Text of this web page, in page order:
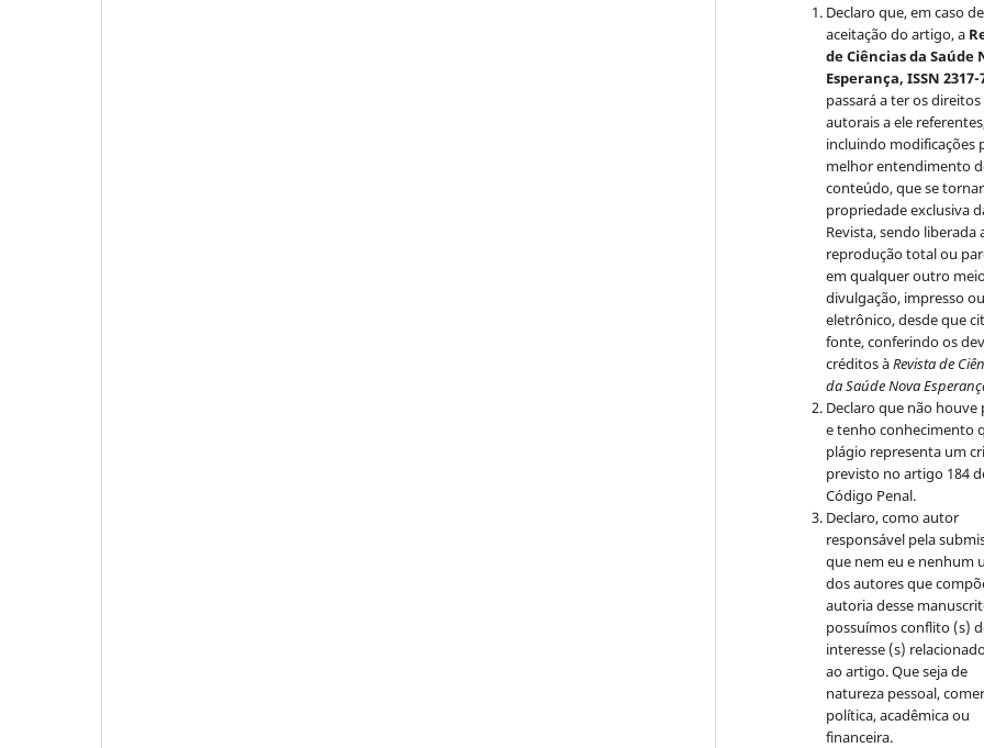
Declaro que, em caso de
aceitação do artigo, a
de Ciências da Saúde
Esperança, ISSN 2317-
passará a ter os direitos
autorais a ele
incluindo modificações
melhor entendimento
conteúdo, que se
propriedade exclusiva
Revista, sendo liberada
reprodução total ou
em qualquer outro
divulgação, impresso ou
eletrônico, desde que
fonte, conferindo os
créditos àRevista de
da Saúde Nova
Declaro que não houve
e tenho conhecimento
plágio representa um
previsto no artigo 184
Código Penal.
Declaro, como autor
responsável pela
que nem eu e nenhum
dos autores que
autoria desse
possuímos conflito (s)
interesse (s)
ao artigo. Que seja de
natureza pessoal,
política, acadêmica ou
financeira.